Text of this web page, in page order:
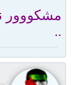
مشكووور
..